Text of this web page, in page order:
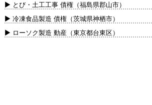
新）
▶ とび・土工工事 債権（福島県郡山市）
▶ 冷凍食品製造 債権（茨城県神栖市）
▶ ローソク製造 動産（東京都台東区）